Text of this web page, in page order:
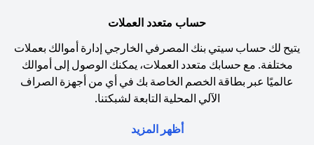
حساب متعدد العملات
يتيح لك حساب سيتي بنك المصرفي الخارجي إدارة أموالك بعملات
مختلفة. مع حسابك متعدد العملات، يمكنك الوصول إلى أموالك
عالميًا عبر بطاقة الخصم الخاصة بك في أي من أجهزة الصراف
الآلي المحلية التابعة لشبكتنا.
أظهر المزيد